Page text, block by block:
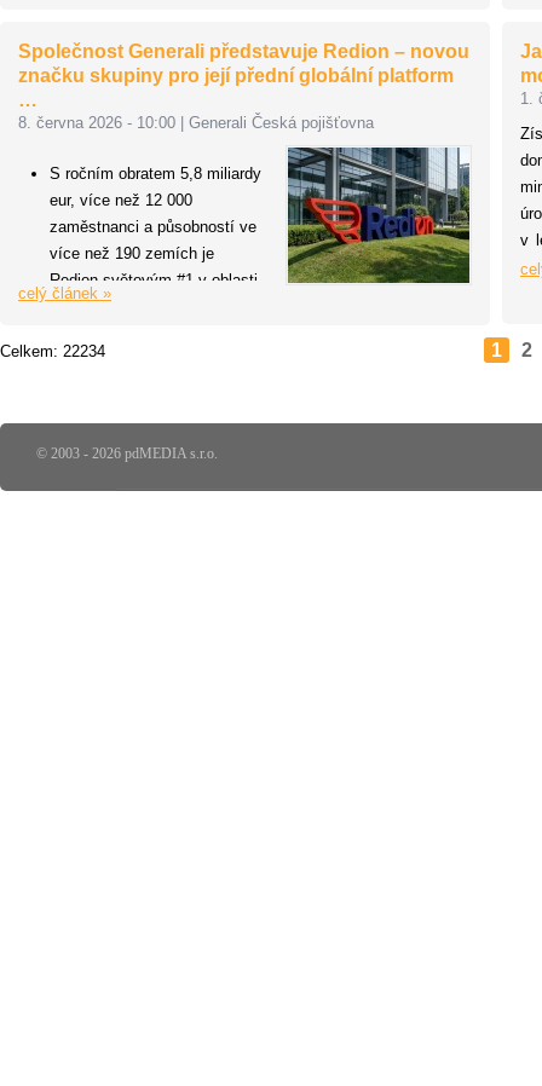
ve své praxi.
Společnost Generali představuje Redion – novou
značku skupiny pro její přední globální platform
…
8. června 2026 - 10:00 Generali Česká pojišťovna
S ročním obratem 5,8 miliardy
eur, více než 12 000
zaměstnanci a působností ve
více než 190 zemích je
Redion světovým #1 v oblasti
zaměstnaneckých benefitů a
služeb a cestovního pojištění
Redion: novou značku pro svou
globální platformu Care, která
celý článek »
1.
v
1 2
Celkem: 22234
© 2003 - 2026 pdMEDIA s.r.o.